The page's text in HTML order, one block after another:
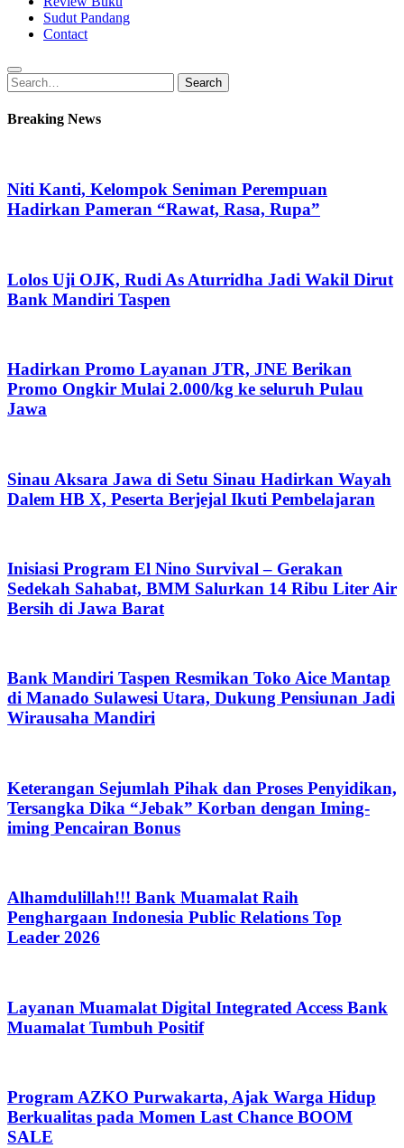
Sudut Pandang
Contact
Search
for:
Search
Breaking News
Niti Kanti, Kelompok Seniman Perempuan
Hadirkan Pameran “Rawat, Rasa, Rupa”
Lolos Uji OJK, Rudi As Aturridha Jadi Wakil Dirut
Bank Mandiri Taspen
Hadirkan Promo Layanan JTR, JNE Berikan
Promo Ongkir Mulai 2.000/kg ke seluruh Pulau
Jawa
Sinau Aksara Jawa di Setu Sinau Hadirkan Wayah
Dalem HB X, Peserta Berjejal Ikuti Pembelajaran
Inisiasi Program El Nino Survival – Gerakan
Sedekah Sahabat, BMM Salurkan 14 Ribu Liter Air
Bersih di Jawa Barat
Bank Mandiri Taspen Resmikan Toko Aice Mantap
di Manado Sulawesi Utara, Dukung Pensiunan Jadi
Wirausaha Mandiri
Keterangan Sejumlah Pihak dan Proses Penyidikan,
Tersangka Dika “Jebak” Korban dengan Iming-
iming Pencairan Bonus
Alhamdulillah!!! Bank Muamalat Raih
Penghargaan Indonesia Public Relations Top
Leader 2026
Layanan Muamalat Digital Integrated Access Bank
Muamalat Tumbuh Positif
Program AZKO Purwakarta, Ajak Warga Hidup
Berkualitas pada Momen Last Chance BOOM
SALE